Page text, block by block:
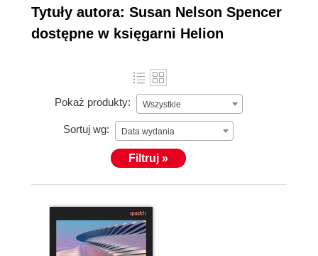
Tytuły autora: Susan Nelson Spencer
dostępne w księgarni Helion
Pokaż produkty: Wszystkie
Sortuj wg: Data wydania
Filtruj »